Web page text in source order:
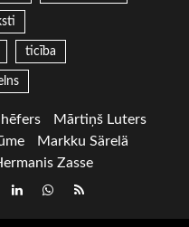
ticība
Mārtiņš Luters
Markku Särelä
Zasse
LinkedInwhatsapp
RSS